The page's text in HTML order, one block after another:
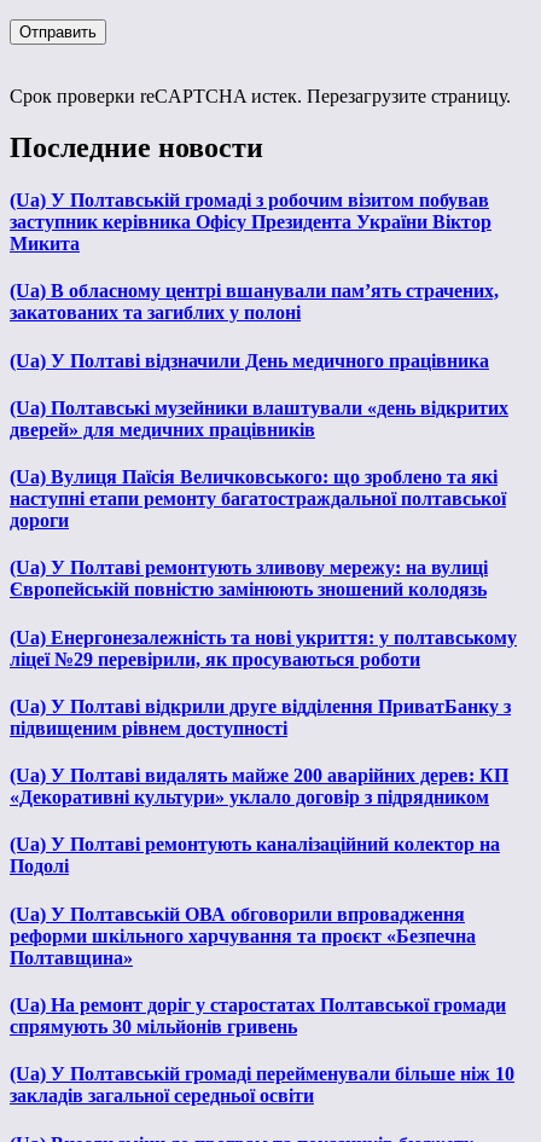
Срок проверки reCAPTCHA истек. Перезагрузите страницу.
Последние новости
(Ua) У Полтавській громаді з робочим візитом побував
заступник керівника Офісу Президента України Віктор
Микита
(Ua) В обласному центрі вшанували пам’ять страчених,
закатованих та загиблих у полоні
(Ua) У Полтаві відзначили День медичного працівника
(Ua) Полтавські музейники влаштували «день відкритих
дверей» для медичних працівників
(Ua) Вулиця Паїсія Величковського: що зроблено та які
наступні етапи ремонту багатостраждальної полтавської
дороги
(Ua) У Полтаві ремонтують зливову мережу: на вулиці
Європейській повністю замінюють зношений колодязь
(Ua) Енергонезалежність та нові укриття: у полтавському
ліцеї №29 перевірили, як просуваються роботи
(Ua) У Полтаві відкрили друге відділення ПриватБанку з
підвищеним рівнем доступності
(Ua) У Полтаві видалять майже 200 аварійних дерев: КП
«Декоративні культури» уклало договір з підрядником
(Ua) У Полтаві ремонтують каналізаційний колектор на
Подолі
(Ua) У Полтавській ОВА обговорили впровадження
реформи шкільного харчування та проєкт «Безпечна
Полтавщина»
(Ua) На ремонт доріг у старостатах Полтавської громади
спрямують 30 мільйонів гривень
(Ua) У Полтавській громаді перейменували більше ніж 10
закладів загальної середньої освіти